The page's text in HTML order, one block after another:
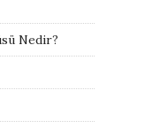
Nedir?